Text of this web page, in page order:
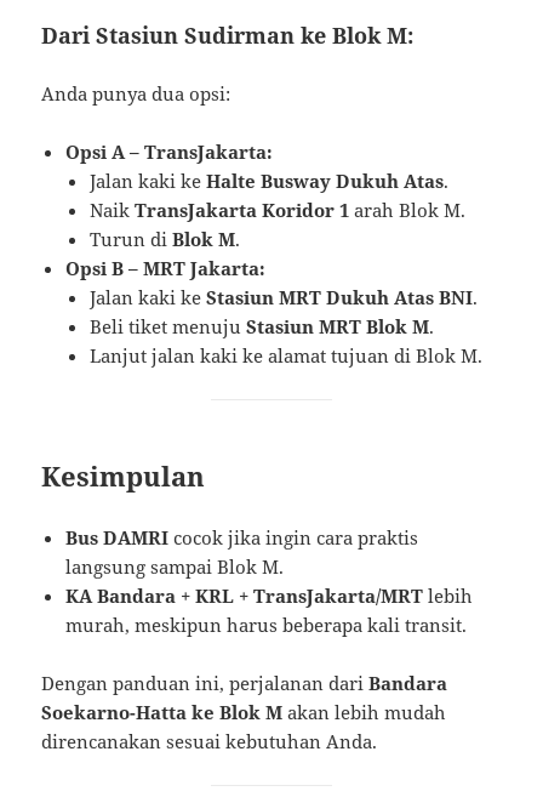
Dari Stasiun Sudirman ke Blok M:
Anda punya dua opsi:
Opsi A – TransJakarta:
Jalan kaki keHalte Busway Dukuh Atas.
NaikTransJakarta Koridor 1 arah Blok M.
Turun diBlok M.
Opsi B – MRT Jakarta:
Jalan kaki keStasiun MRT Dukuh Atas BNI.
Beli tiket menujuStasiun MRT Blok M.
Lanjut jalan kaki ke alamat tujuan di Blok M.
Kesimpulan
Bus DAMRI cocok jika ingin cara praktis
langsung sampai Blok M.
KA Bandara + KRL + TransJakarta/MRT lebih
murah, meskipun harus beberapa kali transit.
Dengan panduan ini, perjalanan dariBandara
Soekarno-Hatta ke Blok M akan lebih mudah
direncanakan sesuai kebutuhan Anda.